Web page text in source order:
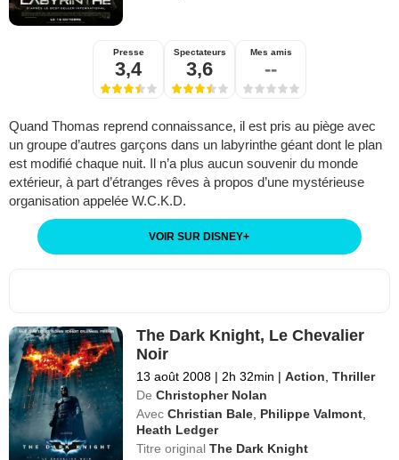
Presse
3,4
Spectateurs
3,6
Mes amis
--
Quand Thomas reprend connaissance, il est pris au piège avec
un groupe d’autres garçons dans un labyrinthe géant dont le plan
est modifié chaque nuit. Il n’a plus aucun souvenir du monde
extérieur, à part d’étranges rêves à propos d’une mystérieuse
organisation appelée W.C.K.D.
VOIR SUR DISNEY+
The Dark Knight, Le Chevalier
Noir
13 août 2008 | 2h 32min | Action ,Thriller
De Christopher Nolan
Avec Christian Bale Philippe Valmont
Heath Ledger
Titre originalThe Dark Knight